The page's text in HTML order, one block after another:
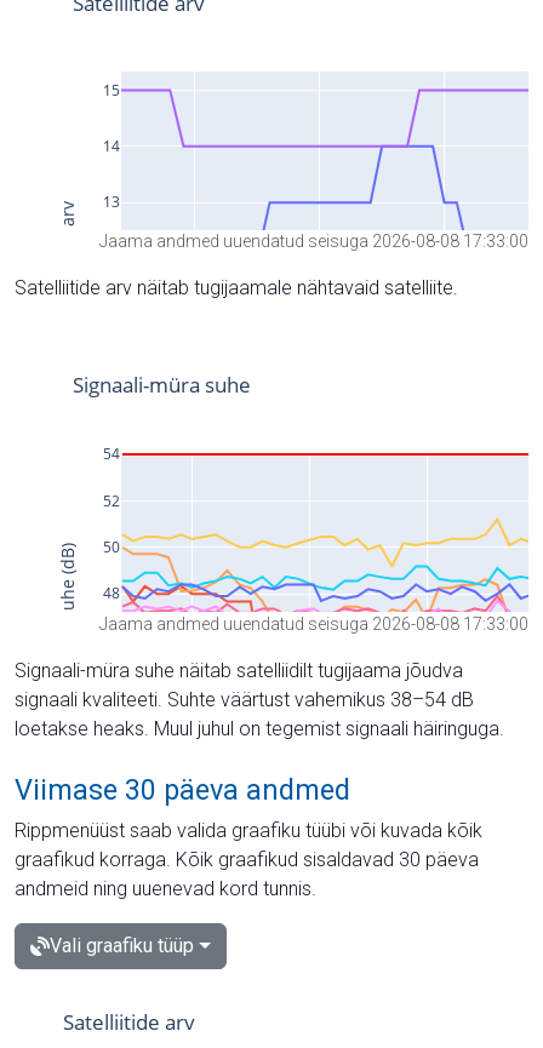
Jaama andmed uuendatud seisuga 2026-08-08 17:33:00
Satelliitide arv näitab tugijaamale nähtavaid satelliite.
Jaama andmed uuendatud seisuga 2026-08-08 17:33:00
Signaali-müra suhe näitab satelliidilt tugijaama jõudva
signaali kvaliteeti. Suhte väärtust vahemikus 38–54 dB
loetakse heaks. Muul juhul on tegemist signaali häiringuga.
Viimase 30 päeva andmed
Rippmenüüst saab valida graafiku tüübi või kuvada kõik
graafikud korraga. Kõik graafikud sisaldavad 30 päeva
andmeid ning uuenevad kord tunnis.
Vali graafiku tüüp
Satelliitide arv